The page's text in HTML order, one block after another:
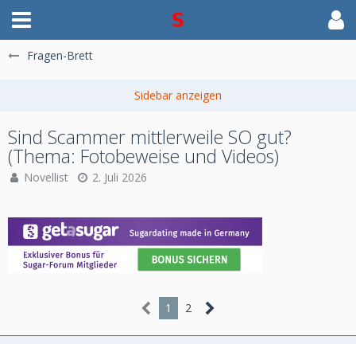
Fragen-Brett
Sind Scammer mittlerweile SO gut?
(Thema: Fotobeweise und Videos)
Novellist 2. Juli 2026
1 2